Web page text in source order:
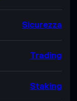
Sicurezza
Trading
Staking